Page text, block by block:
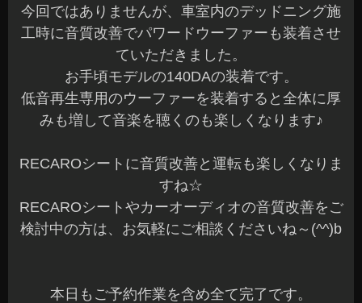
今回ではありませんが、車室内のデッドニング施
工時に音質改善でパワードウーファーも装着させ
ていただきました。
お手頃モデルの140DAの装着です。
低音再生専用のウーファーを装着すると全体に厚
みも増して音楽を聴くのも楽しくなります♪
RECAROシートに音質改善と運転も楽しくなりま
すね☆
RECAROシートやカーオーディオの音質改善をご
検討中の方は、お気軽にご相談くださいね～(^^)b
本日もご予約作業を含め全て完了です。